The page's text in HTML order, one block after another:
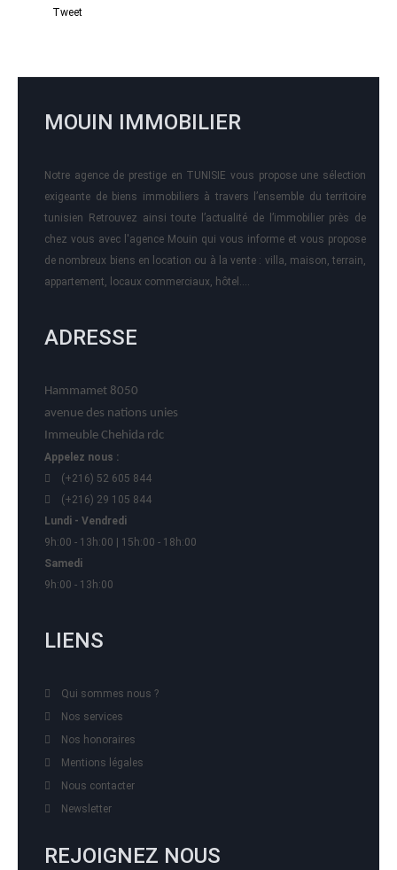
Tweet
MOUIN IMMOBILIER
Notre agence de prestige en TUNISIE vous propose une sélection
exigeante de biens immobiliers à travers l’ensemble du territoire
tunisien Retrouvez ainsi toute l’actualité de l’immobilier près de
chez vous avec l'agence Mouin qui vous informe et vous propose
de nombreux biens en location ou à la vente : villa, maison, terrain,
appartement, locaux commerciaux, hôtel….
ADRESSE
Hammamet 8050
avenue des nations unies
Immeuble Chehida rdc
Appelez nous :
(+216) 52 605 844
(+216) 29 105 844
Lundi - Vendredi
9h:00 - 13h:00 | 15h:00 - 18h:00
Samedi
9h:00 - 13h:00
LIENS
Qui sommes nous ?
Nos services
Nos honoraires
Mentions légales
Nous contacter
Newsletter
REJOIGNEZ NOUS